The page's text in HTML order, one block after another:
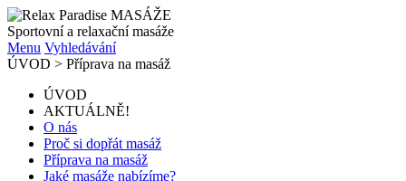
Sportovní a relaxační masáže
Menu Vyhledávání
ÚVOD > Příprava na masáž
ÚVOD
AKTUÁLNĚ!
O nás
Proč si dopřát masáž
Příprava na masáž
Jaké masáže nabízíme?